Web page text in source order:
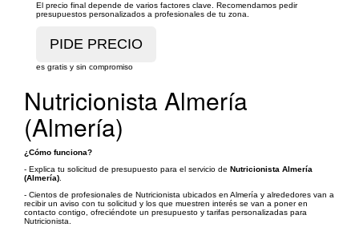
El precio final depende de varios factores clave. Recomendamos pedir
presupuestos personalizados a profesionales de tu zona.
es gratis y sin compromiso
Nutricionista Almería
(Almería)
¿Cómo funciona?
- Explica tu solicitud de presupuesto para el servicio de Nutricionista Almería
(Almería)
- Cientos de profesionales de Nutricionista ubicados en Almería y alrededores van a
recibir un aviso con tu solicitud y los que muestren interés se van a poner en
contacto contigo, ofreciéndote un presupuesto y tarifas personalizadas para
Nutricionista.